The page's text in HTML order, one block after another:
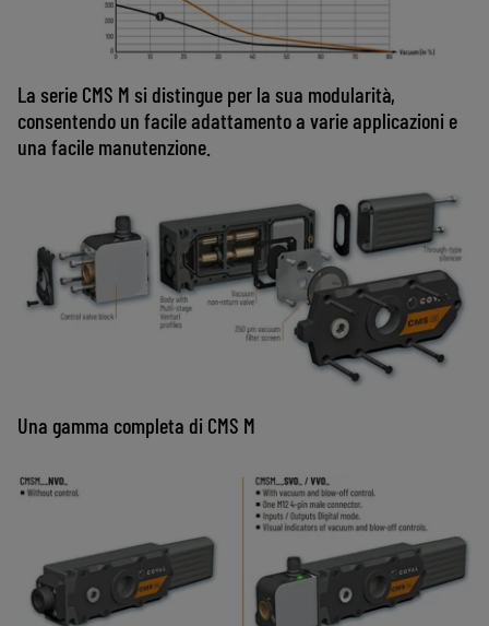
La serie CMS M si distingue per la sua modularità,
consentendo un facile adattamento a varie applicazioni e
una facile manutenzione.
Una gamma completa di CMS M